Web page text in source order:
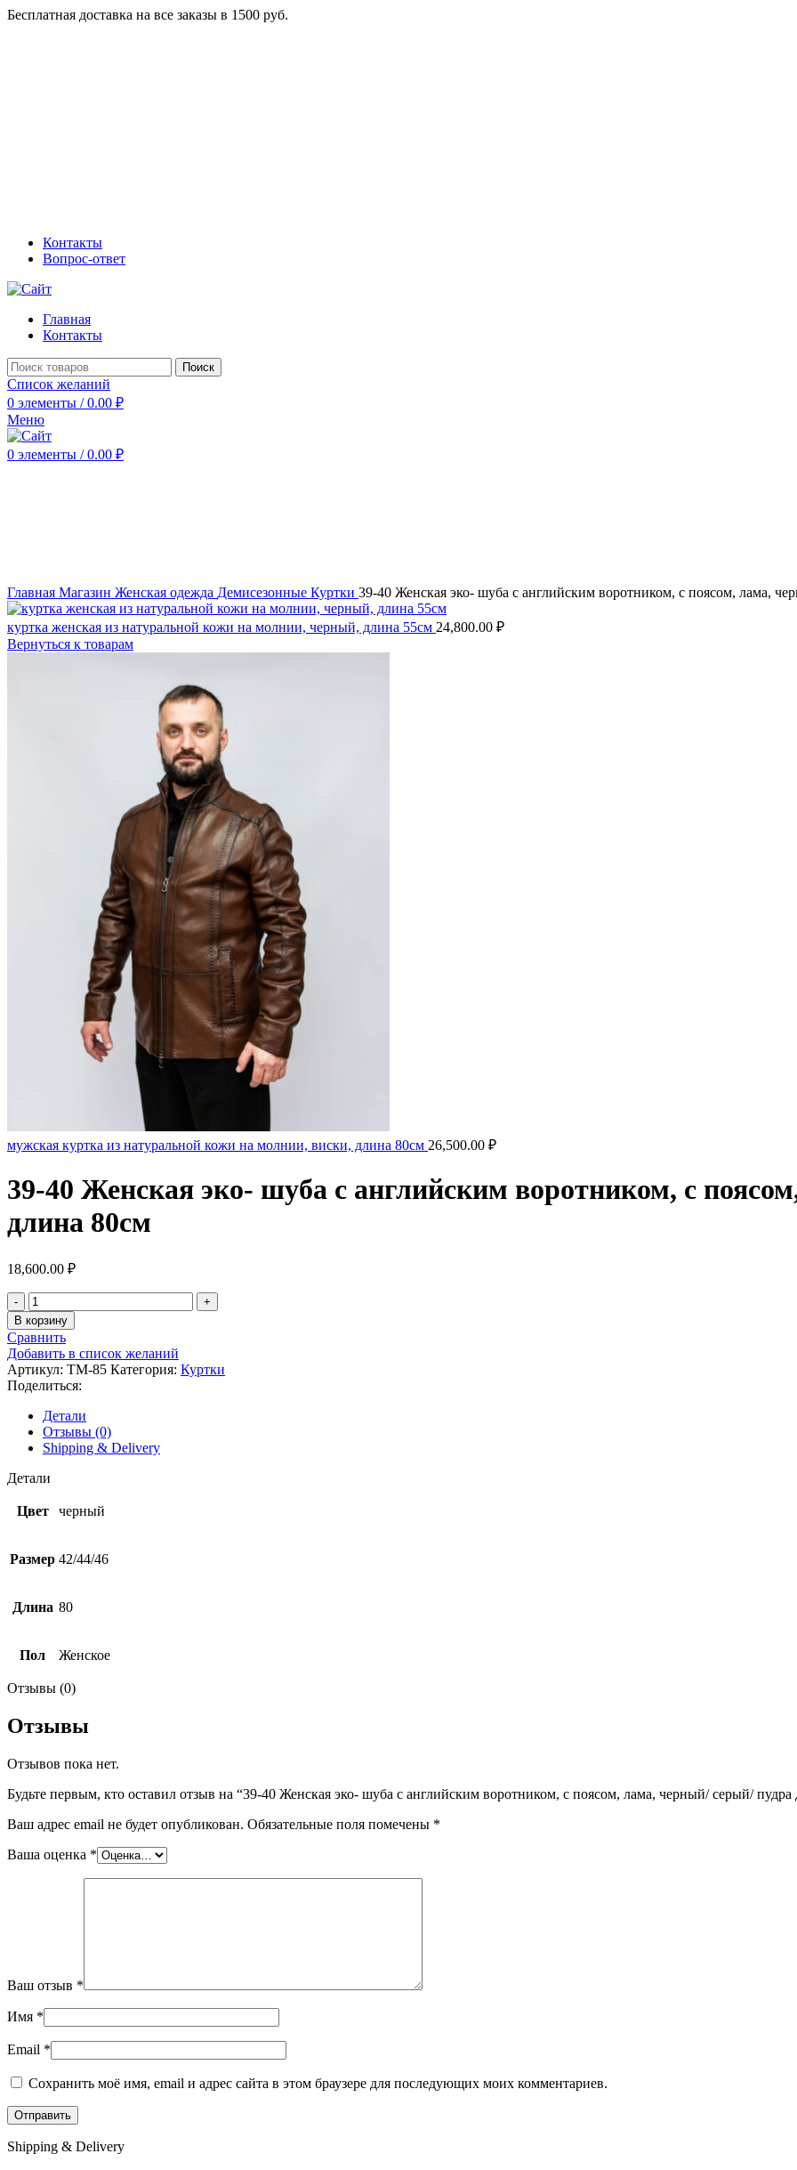
Бесплатная доставка на все заказы в 1500 руб.
Контакты
Вопрос-ответ
Главная
Контакты
Поиск
Список желаний
0 элементы / 0.00 ₽
Меню
0 элементы / 0.00 ₽
Главная Магазин Женская одежда Демисезонные Куртки 39-40 Женская эко- шуба с английским воротником, с поясом, лама,
куртка женская из натуральной кожи на молнии, черный, длина 55см 24,800.00 ₽
Вернуться к товарам
мужская куртка из натуральной кожи на молнии, виски, длина 80см 26,500.00 ₽
39-40 Женская эко- шуба с английским воротником, с
длина 80см
18,600.00 ₽
Количество
товара
39-
40
Женская
эко-
шуба
с
английским
воротником,
поясом,
черный/
длина
80см
В корзину
Сравнить
Добавить в список желаний
Артикул: ТМ-85 Категория: Куртки
Поделиться:
Детали
Отзывы (0)
Shipping & Delivery
Детали
Цвет черный
Размер 42/44/46
Длина 80
Пол Женское
Отзывы (0)
Отзывы
Отзывов пока нет.
Будьте первым, кто оставил отзыв на “39-40 Женская эко- шуба с английским воротником, с поясом, лама, черный/ серый/ пудра
Ваш адрес email не будет опубликован. Обязательные поля помечены *
Ваша оценка *
Ваш отзыв *
Имя *
Email *
Сохранить моё имя, email и адрес сайта в этом браузере для последующих моих комментариев.
Shipping & Delivery